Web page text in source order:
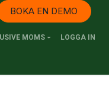
BOKA EN DEMO
MOMS LOGGA IN